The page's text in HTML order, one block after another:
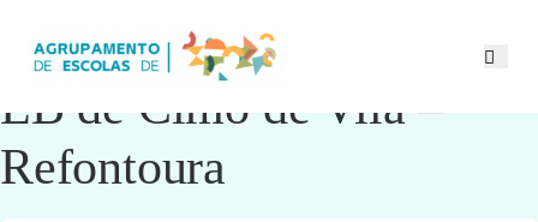
EB de Cimo de Vila –
Refontoura